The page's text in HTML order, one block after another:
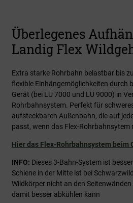
Überlegenes
Landig Flex
Extra starke Rohrbahn belastbar bis
flexible Einhängemöglichkeiten durch
Gerät (bei LU 7000 und LU 9000) in
Rohrbahnsystem. Perfekt für
aufsteckbaren Außenbahn, die auf
passt, wenn das Flex-Rohrbahnsytem
Hier das Flex-Rohrbahnsystem beim
INFO: Dieses 3-Bahn-System ist
Schiene in der Mitte ist bei
Wildkörper nicht an den
damit besser abkühlen kann